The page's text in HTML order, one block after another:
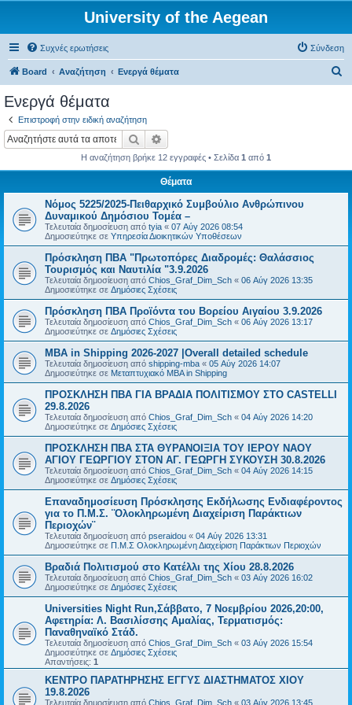
University of the Aegean
Συχνές ερωτήσεις Σύνδεση
Board Αναζήτηση Ενεργά θέματα
Ενεργά θέματα
Επιστροφή στην ειδική αναζήτηση
Αναζήτηση
Η αναζήτηση βρήκε 12 εγγραφές • Σελίδα 1 από 1
Θέματα
Νόμος 5225/2025-Πειθαρχικό Συμβούλιο Ανθρώπινου
Δυναμικού Δημόσιου Τομέα –
Τελευταία δημοσίευση από tyia « 07 Αύγ 2026 08:54
Δημοσιεύτηκε σε Υπηρεσία Διοικητικών Υποθέσεων
Πρόσκληση ΠΒΑ "Πρωτοπόρες Διαδρομές: Θαλάσσιος
Τουρισμός και Ναυτιλία "3.9.2026
Τελευταία δημοσίευση από Chios_Graf_Dim_Sch « 06 Αύγ 2026 13:35
Δημοσιεύτηκε σε Δημόσιες Σχέσεις
Πρόσκληση ΠΒΑ Προϊόντα του Βορείου Αιγαίου 3.9.2026
Τελευταία δημοσίευση από Chios_Graf_Dim_Sch « 06 Αύγ 2026 13:17
Δημοσιεύτηκε σε Δημόσιες Σχέσεις
MBA in Shipping 2026-2027 |Overall detailed schedule
Τελευταία δημοσίευση από shipping-mba « 05 Αύγ 2026 14:07
Δημοσιεύτηκε σε Μεταπτυχιακό MBA in Shipping
ΠΡΟΣΚΛΗΣΗ ΠΒΑ ΓΙΑ ΒΡΑΔΙΑ ΠΟΛΙΤΙΣΜΟΥ ΣΤΟ CASTELLI
29.8.2026
Τελευταία δημοσίευση από Chios_Graf_Dim_Sch « 04 Αύγ 2026 14:20
Δημοσιεύτηκε σε Δημόσιες Σχέσεις
ΠΡΟΣΚΛΗΣΗ ΠΒΑ ΣΤΑ ΘΥΡΑΝΟΙΞΙΑ ΤΟΥ ΙΕΡΟΥ ΝΑΟΥ
ΑΓΙΟΥ ΓΕΩΡΓΙΟΥ ΣΤΟΝ ΑΓ. ΓΕΩΡΓΗ ΣΥΚΟΥΣΗ 30.8.2026
Τελευταία δημοσίευση από Chios_Graf_Dim_Sch « 04 Αύγ 2026 14:15
Δημοσιεύτηκε σε Δημόσιες Σχέσεις
Επαναδημοσίευση Πρόσκλησης Εκδήλωσης Ενδιαφέροντος
για το Π.Μ.Σ. ¨Ολοκληρωμένη Διαχείριση Παράκτιων
Περιοχών¨
Τελευταία δημοσίευση από pseraidou « 04 Αύγ 2026 13:31
Δημοσιεύτηκε σε Π.Μ.Σ Ολοκληρωμένη Διαχείριση Παράκτιων Περιοχών
Βραδιά Πολιτισμού στο Κατέλλι της Χίου 28.8.2026
Τελευταία δημοσίευση από Chios_Graf_Dim_Sch « 03 Αύγ 2026 16:02
Δημοσιεύτηκε σε Δημόσιες Σχέσεις
Universities Night Run,Σάββατο, 7 Νοεμβρίου 2026,20:00,
Αφετηρία: Λ. Βασιλίσσης Αμαλίας, Τερματισμός:
Παναθηναϊκό Στάδ.
Τελευταία δημοσίευση από Chios_Graf_Dim_Sch « 03 Αύγ 2026 15:54
Δημοσιεύτηκε σε Δημόσιες Σχέσεις
Απαντήσεις: 1
ΚΕΝΤΡΟ ΠΑΡΑΤΗΡΗΣΗΣ ΕΓΓΥΣ ΔΙΑΣΤΗΜΑΤΟΣ ΧΙΟΥ
19.8.2026
Τελευταία δημοσίευση από Chios_Graf_Dim_Sch « 03 Αύγ 2026 13:45